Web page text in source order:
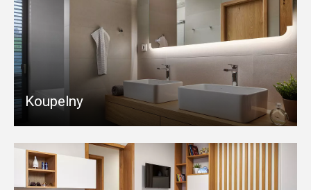
Koupelny